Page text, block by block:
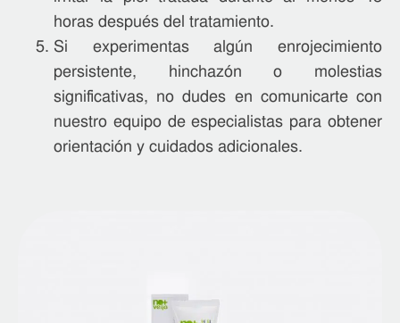
horas después del tratamiento.
Si experimentas algún enrojecimiento
persistente, hinchazón o molestias
significativas, no dudes en comunicarte con
nuestro equipo de especialistas para obtener
orientación y cuidados adicionales.